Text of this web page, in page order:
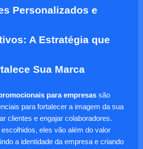
Personalizados e
A Estratégia que
Sua Marca
para empresas são
para fortalecer a imagem da sua
clientes e engajar colaboradores.
eles vão além do valor
a identidade da empresa e criando